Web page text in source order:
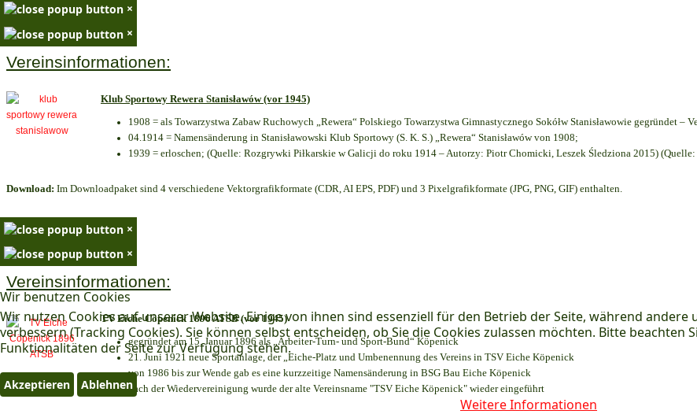
Wir benutzen Cookies
Wir nutzen Cookies auf unserer Website. Einige von ihnen sind essenziell für den Betrieb der Seite, während
verbessern (Tracking Cookies). Sie können selbst entscheiden, ob Sie die Cookies zulassen möchten. Bitte
Funktionalitäten der Seite zur Verfügung stehen.
Akzeptieren Ablehnen
Weitere Informationen
×
×
Vereinsinformationen:
Klub Sportowy Rewera Stanisławów (vor 1945)
1908 = als Towarzystwa Zabaw Ruchowych „Rewera“ Polskiego Towarzystwa Gimnastycznego Sokółw Stanisławowie gegründet –
04.1914 = Namensänderung in Stanisławowski Klub Sportowy (S. K. S.) „Rewera“ Stanisławów von 1908;
1939 = erloschen; (Quelle: Rozgrywki Piłkarskie w Galicji do roku 1914 – Autorzy: Piotr Chomicki, Leszek Śledziona 2015) (Quelle:
Download: Im Downloadpaket sind 4 verschiedene Vektorgrafikformate (CDR, AI EPS, PDF) und 3 Pixelgrafikformate (JPG, PNG, GIF) enthalten.
×
×
Vereinsinformationen:
TV Eiche Cöpenick 1896 ATSB (vor 1945)
gegründet am 15. Januar 1896 als „Arbeiter-Turn- und Sport-Bund“ Köpenick
21. Juni 1921 neue Sportanlage, der „Eiche-Platz und Umbenennung des Vereins in TSV Eiche Köpenick
von 1986 bis zur Wende gab es eine kurzzeitige Namensänderung in BSG Bau Eiche Köpenick
nach der Wiedervereinigung wurde der alte Vereinsname "TSV Eiche Köpenick" wieder eingeführt